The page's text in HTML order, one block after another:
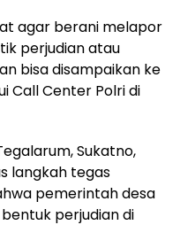
agar berani melapor
perjudian atau
bisa disampaikan ke
Call Center Polri di
Sukatno,
langkah tegas
pemerintah desa
perjudian di